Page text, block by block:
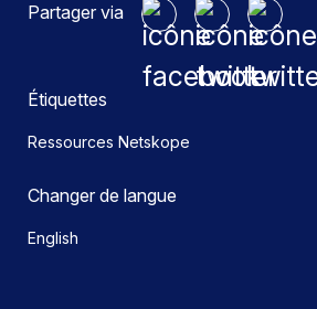
Partager via
Étiquettes
Ressources Netskope
Changer de langue
English